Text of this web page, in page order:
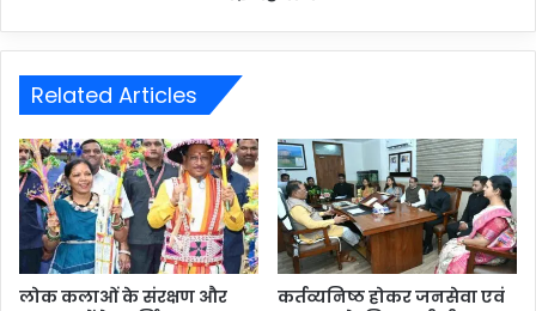
Related Articles
लोक कलाओं के संरक्षण और
कर्तव्यनिष्ठ होकर जनसेवा एवं